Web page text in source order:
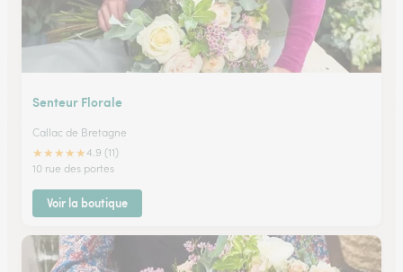
Senteur Florale
Callac de Bretagne
★★★★★4.9 (11)
10 rue des portes
Voir la boutique